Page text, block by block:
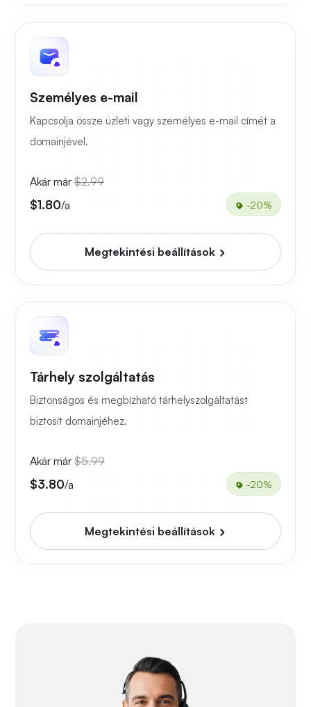
Személyes e-mail
Kapcsolja össze üzleti vagy személyes e-mail címét a
domainjével.
Akár már $2.99
$1.80/a -20%
Megtekintési beállítások
Tárhely szolgáltatás
Biztonságos és megbízható tárhelyszolgáltatást
biztosít domainjéhez.
Akár már $5.99
$3.80/a -20%
Megtekintési beállítások